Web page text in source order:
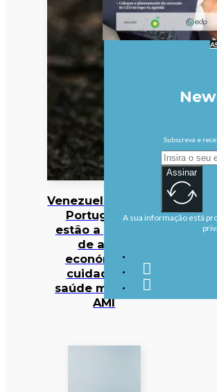
Venezuela/Sismos:
Portugueses
estão a precisar
de apoio
económico e
cuidados de
saúde mental —
AMI
Subscreva e
Assinar
A sua informação está